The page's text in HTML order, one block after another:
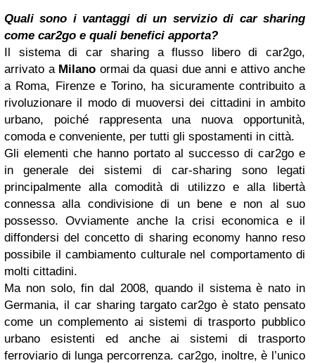
Quali sono i vantaggi di un servizio di car sharing
come car2go e quali benefici apporta?
Il sistema di car sharing a flusso libero di car2go,
arrivato a Milano ormai da quasi due anni e attivo anche
a Roma, Firenze e Torino, ha sicuramente contribuito a
rivoluzionare il modo di muoversi dei cittadini in ambito
urbano, poiché rappresenta una nuova opportunità,
comoda e conveniente, per tutti gli spostamenti in città.
Gli elementi che hanno portato al successo di car2go e
in generale dei sistemi di car-sharing sono legati
principalmente alla comodità di utilizzo e alla libertà
connessa alla condivisione di un bene e non al suo
possesso. Ovviamente anche la crisi economica e il
diffondersi del concetto di sharing economy hanno reso
possibile il cambiamento culturale nel comportamento di
molti cittadini.
Ma non solo, fin dal 2008, quando il sistema è nato in
Germania, il car sharing targato car2go è stato pensato
come un complemento ai sistemi di trasporto pubblico
urbano esistenti ed anche ai sistemi di trasporto
ferroviario di lunga percorrenza. car2go, inoltre, è l’unico